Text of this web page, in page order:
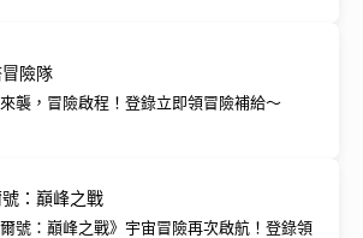
險隊
襲，冒險啟程！登錄立即領冒險補給～
：巔峰之戰
爾號：巔峰之戰》宇宙冒險再次啟航！登錄領